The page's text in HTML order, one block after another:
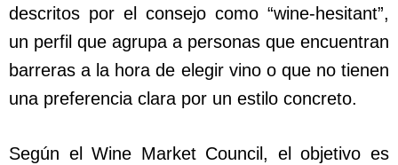
descritos por el consejo como “wine-hesitant”,
un perfil que agrupa a personas que encuentran
barreras a la hora de elegir vino o que no tienen
una preferencia clara por un estilo concreto.
Según el Wine Market Council, el objetivo es